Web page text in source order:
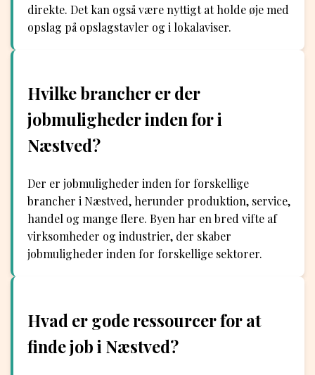
direkte. Det kan også være nyttigt at holde øje med
opslag på opslagstavler og i lokalaviser.
Hvilke brancher er der
jobmuligheder inden for i
Næstved?
Der er jobmuligheder inden for forskellige
brancher i Næstved, herunder produktion, service,
handel og mange flere. Byen har en bred vifte af
virksomheder og industrier, der skaber
jobmuligheder inden for forskellige sektorer.
Hvad er gode ressourcer for at
finde job i Næstved?